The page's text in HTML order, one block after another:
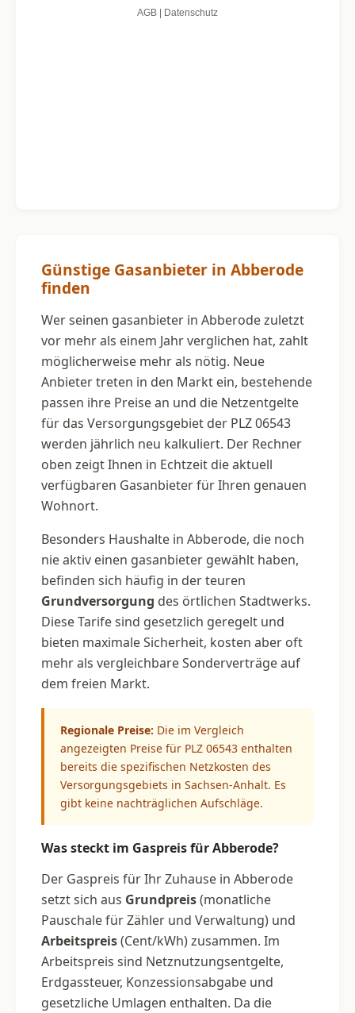
Günstige Gasanbieter in Abberode
finden
Wer seinen gasanbieter in Abberode zuletzt
vor mehr als einem Jahr verglichen hat, zahlt
möglicherweise mehr als nötig. Neue
Anbieter treten in den Markt ein, bestehende
passen ihre Preise an und die Netzentgelte
für das Versorgungsgebiet der PLZ 06543
werden jährlich neu kalkuliert. Der Rechner
oben zeigt Ihnen in Echtzeit die aktuell
verfügbaren Gasanbieter für Ihren genauen
Wohnort.
Besonders Haushalte in Abberode, die noch
nie aktiv einen gasanbieter gewählt haben,
befinden sich häufig in der teuren
Grundversorgung des örtlichen Stadtwerks.
Diese Tarife sind gesetzlich geregelt und
bieten maximale Sicherheit, kosten aber oft
mehr als vergleichbare Sonderverträge auf
dem freien Markt.
Regionale Preise: Die im Vergleich
angezeigten Preise für PLZ 06543 enthalten
bereits die spezifischen Netzkosten des
Versorgungsgebiets in Sachsen-Anhalt. Es
gibt keine nachträglichen Aufschläge.
Was steckt im Gaspreis für Abberode?
Der Gaspreis für Ihr Zuhause in Abberode
setzt sich aus Grundpreis(monatliche
Pauschale für Zähler und Verwaltung) und
Arbeitspreis(Cent/kWh) zusammen. Im
Arbeitspreis sind Netznutzungsentgelte,
Erdgassteuer, Konzessionsabgabe und
gesetzliche Umlagen enthalten. Da die